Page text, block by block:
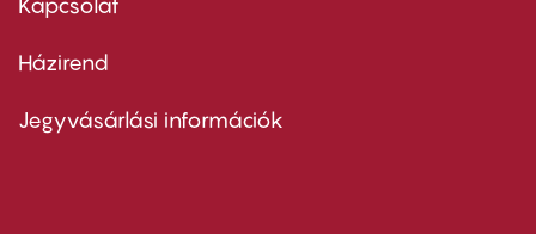
Kapcsolat
Footer
second
Házirend
Jegyvásárlási információk